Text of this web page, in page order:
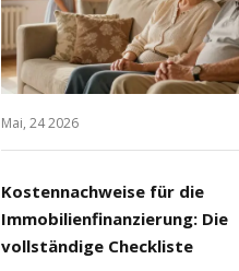
Mai, 24 2026
Kostennachweise für die
Immobilienfinanzierung: Die
vollständige Checkliste